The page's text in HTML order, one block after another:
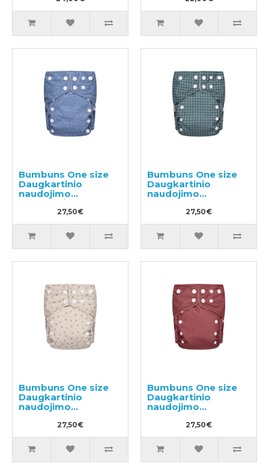
Bumbuns One size
Daugkartinio
naudojimo
sauskelnės
27,50€
Bumbuns One size
Daugkartinio
naudojimo
sauskelnės
27,50€
Bumbuns One size
Daugkartinio
naudojimo
sauskelnės
27,50€
Bumbuns One size
Daugkartinio
naudojimo
sauskelnės
27,50€